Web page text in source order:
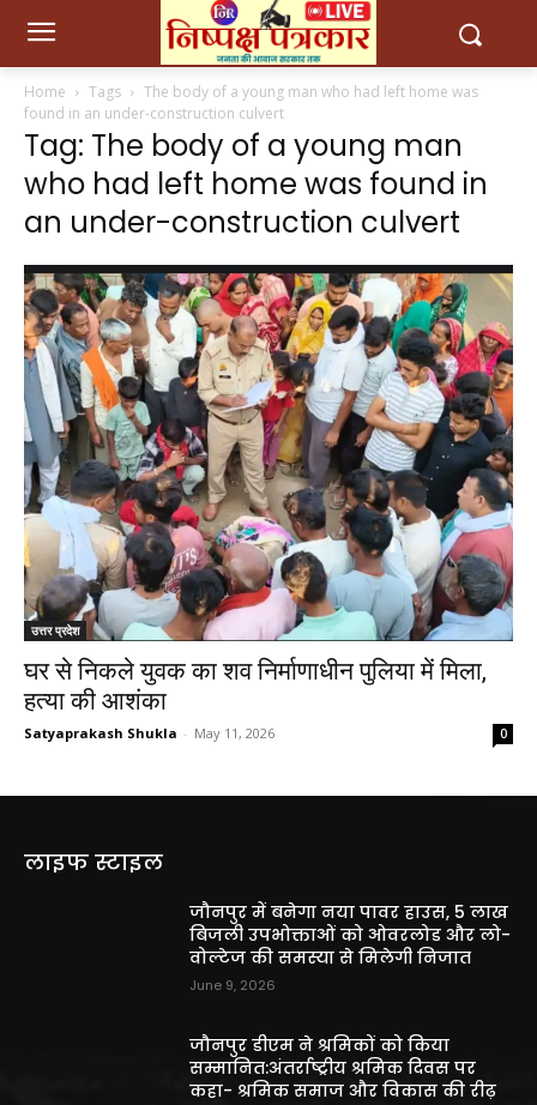
Home Tags
The body of a young man who had left home was
found in an under-construction culvert
Tag: The body of a young man
who had left home was found in
an under-construction culvert
उत्तर प्रदेश
घर से निकले युवक का शव निर्माणाधीन पुलिया में मिला,
हत्या की आशंका
Satyaprakash Shukla - May 11, 2026 0
लाइफ स्टाइल
जौनपुर में बनेगा नया पावर हाउस, 5 लाख
बिजली उपभोक्ताओं को ओवरलोड और लो-
वोल्टेज की समस्या से मिलेगी निजात
June 9, 2026
जौनपुर डीएम ने श्रमिकों को किया
सम्मानित:अंतर्राष्ट्रीय श्रमिक दिवस पर
कहा- श्रमिक समाज और विकास की रीढ़